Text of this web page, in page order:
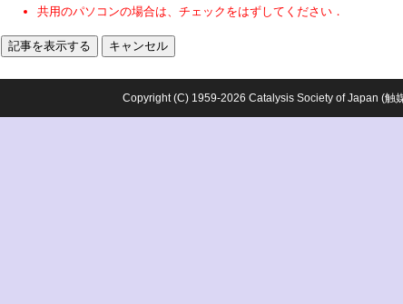
共用のパソコンの場合は、チェックをはずしてください．
Copyright (C) 1959-2026 Catalysis Society of Japan (触